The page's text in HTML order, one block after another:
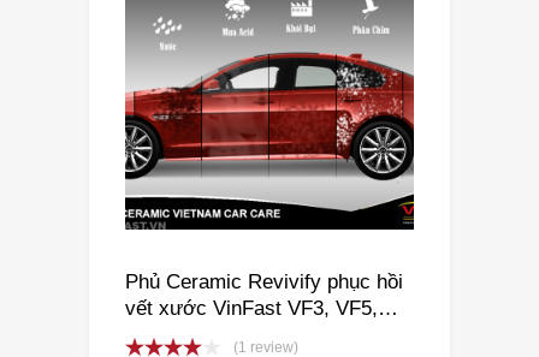
Phủ Ceramic Revivify phục hồi
vết xước VinFast VF3, VF5,
VF6, VF7, VF8, VF9, VFe34
(1 review)